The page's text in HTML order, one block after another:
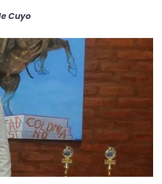
Cuyo